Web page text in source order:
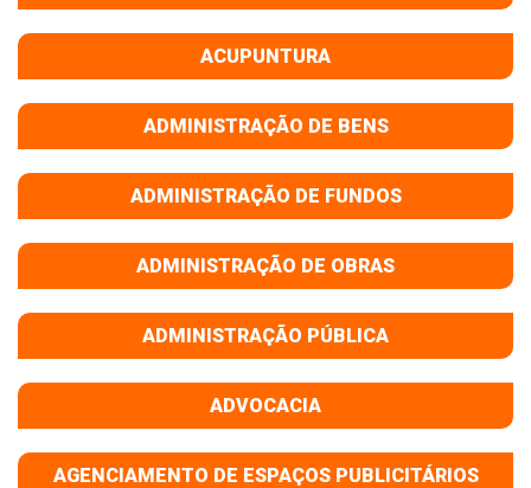
ACUPUNTURA
ADMINISTRAÇÃO DE BENS
ADMINISTRAÇÃO DE FUNDOS
ADMINISTRAÇÃO DE OBRAS
ADMINISTRAÇÃO PÚBLICA
ADVOCACIA
AGENCIAMENTO DE ESPAÇOS PUBLICITÁRIOS